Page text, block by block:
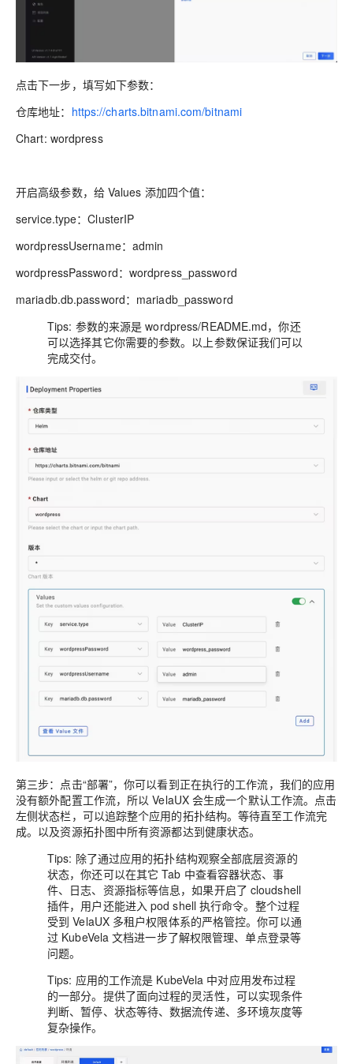
点击下一步，填写如下参数：
仓库地址： https://charts.bitnami.com/bitnami
Chart: wordpress
开启高级参数，给 Values 添加四个值：
service.type：ClusterIP
wordpressUsername：admin
wordpressPassword：wordpress_password
mariadb.db.password：mariadb_password
Tips: 参数的来源是wordpress/README.md，你还
可以选择其它你需要的参数。以上参数保证我们可以
完成交付。
第三步： 点击“部署”，你可以看到正在执行的工作流，我们的应用
没有额外配置工作流，所以 VelaUX 会生成一个默认工作流。点击
左侧状态栏，可以追踪整个应用的拓扑结构。等待直至工作流完
成。以及资源拓扑图中所有资源都达到健康状态。
Tips: 除了通过应用的拓扑结构观察全部底层资源的
状态，你还可以在其它 Tab 中查看容器状态、事
件、日志、资源指标等信息，如果开启了 cloudshell
插件，用户还能进入 pod shell 执行命令。整个过程
受到 VelaUX 多租户权限体系的严格管控。你可以通
过 KubeVela 文档进一步了解权限管理、单点登录等
问题。
Tips: 应用的工作流是 KubeVela 中对应用发布过程
的一部分。提供了面向过程的灵活性，可以实现条件
判断、暂停、状态等待、数据流传递、多环境灰度等
复杂操作。